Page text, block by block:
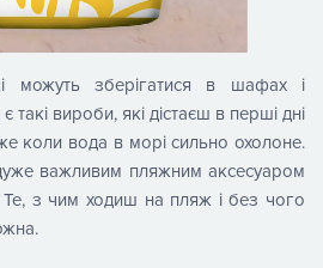
можуть зберігатися в шафах і
вироби, які дістаєш в перші дні
коли вода в морі сильно охолоне.
важливим пляжним аксесуаром
з чим ходиш на пляж і без чого